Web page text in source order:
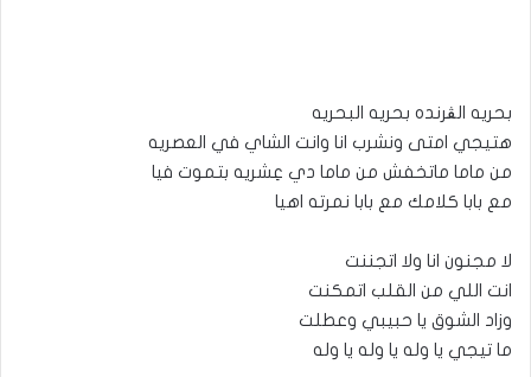
بحريه الڤرنده بحريه البحريه
هتيجي امتى ونشرب انا وانت الشاي في العصريه
من ماما ماتخفش من ماما دي عِشريه بتموت فيا
مع بابا كلامك مع بابا نمرته اهيا
لا مجنون انا ولا اتجننت
انت اللي من القلب اتمكنت
وزاد الشوق يا حبيبي وعطلت
ما تيجي يا وله يا وله يا وله